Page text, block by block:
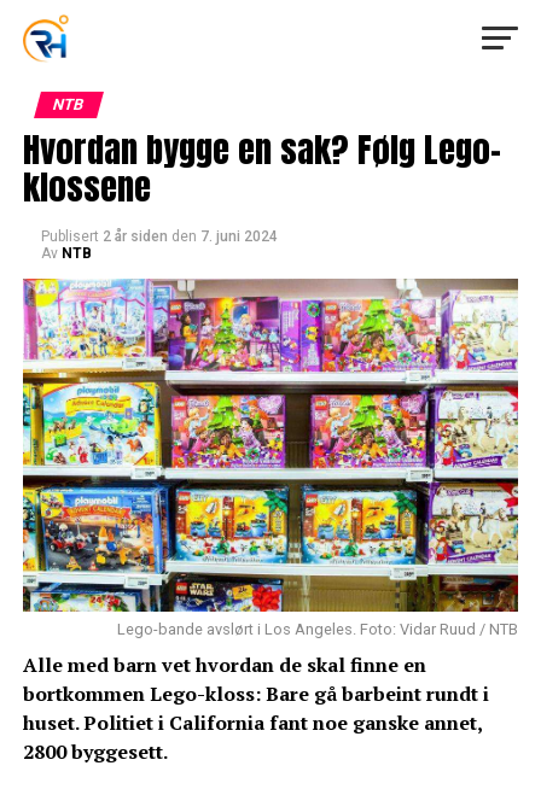
NTB
Hvordan bygge en sak? Følg Lego-
klossene
Publisert 2 år siden den 7. juni 2024
Av NTB
Lego-bande avslørt i Los Angeles. Foto: Vidar Ruud / NTB
Alle med barn vet hvordan de skal finne en
bortkommen Lego-kloss: Bare gå barbeint rundt i
huset. Politiet i California fant noe ganske annet,
2800 byggesett.